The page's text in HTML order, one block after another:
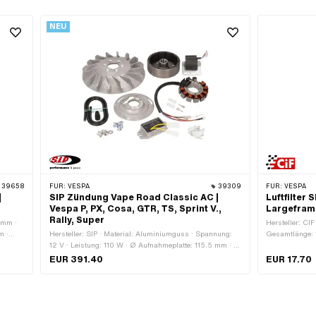
39658
·
·
·
NEU
FÜR: VESPA 39309
SIP Zündung Vape Road Classic AC |
Vespa P, PX, Cosa, GTR, TS, Sprint V.,
Rally, Super
Hersteller: SIP · Material: Aluminiumguss · Spannung:
12 V · Leistung: 110 W · Ø Aufnahmeplatte: 115.5 mm · Ø
Schwungrad innen: 87.6 mm · Ø Schwungrad aussen:
EUR 391.40
FÜR: VESPA
Luftfilter
Hersteller:
Gesamtlänge:
Standard ·
EUR 17.70